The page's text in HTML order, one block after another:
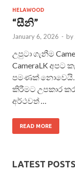
HELAWOOD
“සීනි”
January 6, 2026 - by
උපුටා ගැනීම
CameraLK
පමණක් නොවෙයි.
කිරීමට උපකාර
අර්ථවත් …
READ MORE
LATEST POSTS